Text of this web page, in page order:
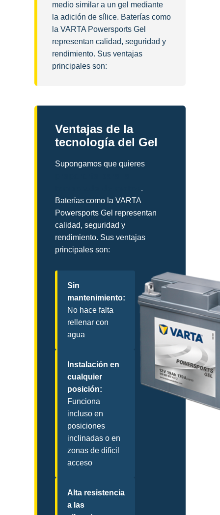
medio similar a un gel mediante
la adición de sílice. Baterías como
la VARTA Powersports Gel
representan calidad, seguridad y
rendimiento. Sus ventajas
principales son:
Ventajas de la
tecnología del Gel
Supongamos que quieres
.
Baterías como la VARTA
Powersports Gel representan
calidad, seguridad y
rendimiento. Sus ventajas
principales son:
Sin
mantenimiento:
No hace falta
rellenar con
agua
Instalación en
cualquier
posición:
Funciona
incluso en
posiciones
inclinadas o en
zonas de difícil
acceso
Alta resistencia
a las